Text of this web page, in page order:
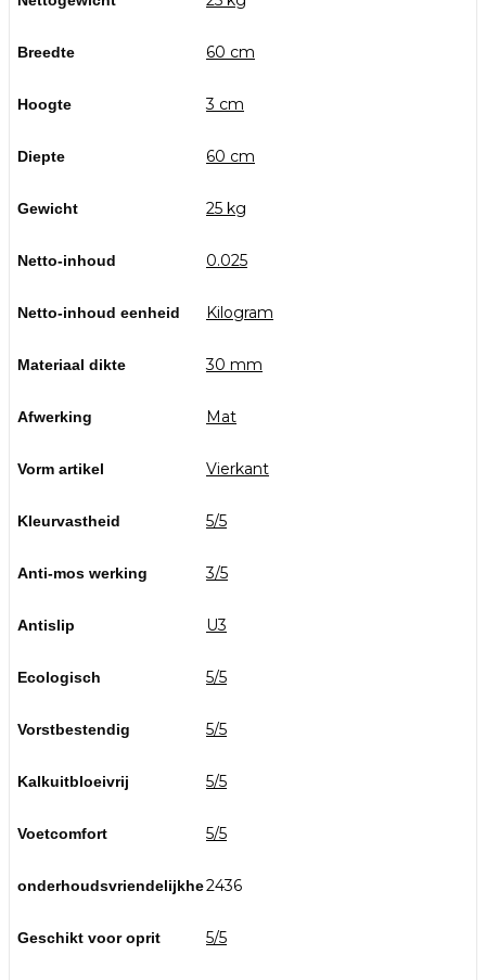
Breedte 60 cm
Hoogte 3 cm
Diepte 60 cm
Gewicht 25 kg
Netto-inhoud 0.025
Netto-inhoud eenheid Kilogram
Materiaal dikte 30 mm
Afwerking Mat
Vorm artikel Vierkant
Kleurvastheid 5/5
Anti-mos werking 3/5
Antislip U3
Ecologisch 5/5
Vorstbestendig 5/5
Kalkuitbloeivrij 5/5
Voetcomfort 5/5
onderhoudsvriendelijkhe2436
Geschikt voor oprit 5/5